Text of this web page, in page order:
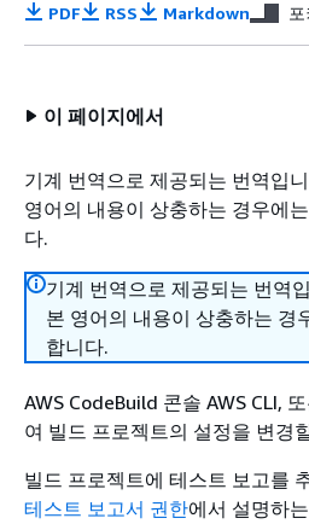
PDF RSS Markdown
이 페이지에서
기계 번역으로 제공되는 번역입
영어의 내용이 상충하는 경우에
다.
기계 번역으로 제공되는 번역
본 영어의 내용이 상충하는 경
합니다.
AWS CodeBuild 콘솔 AWS CLI,
여 빌드 프로젝트의 설정을 변경
빌드 프로젝트에 테스트 보고를
테스트 보고서 권한에서 설명하